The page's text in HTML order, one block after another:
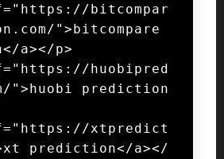
bitcompar
">bitcompare
a></p>
huobipred
">huobi prediction
xtpredict
prediction</a></